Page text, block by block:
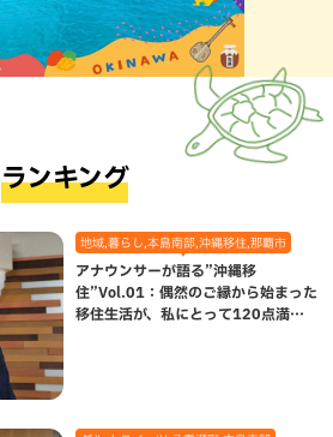
ランキング
地域,暮らし,本島南部,沖縄移住,那覇市
アナウンサーが語る”沖縄移
住”Vol.01：偶然のご縁から始まった
移住生活が、私にとって120点満点